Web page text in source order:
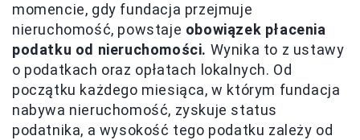
momencie, gdy fundacja przejmuje
nieruchomość, powstaje obowiązek płacenia
podatku od nieruchomości. Wynika to z ustawy
o podatkach oraz opłatach lokalnych. Od
początku każdego miesiąca, w którym fundacja
nabywa nieruchomość, zyskuje status
podatnika, a wysokość tego podatku zależy od